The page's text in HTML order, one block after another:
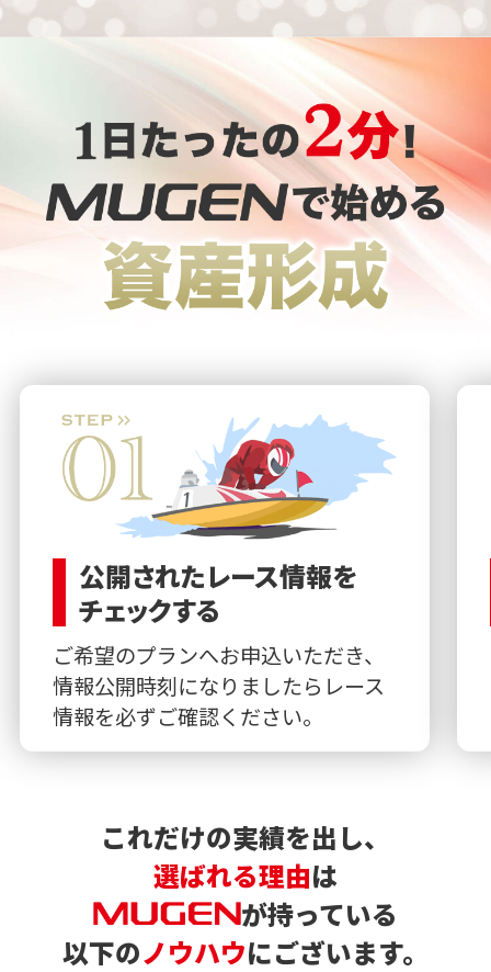
公開されたレース情報を
チェックする
ご希望のプランへお申込いただき、
情報公開時刻になりましたらレース
情報を必ずご確認ください。
これだけの実績を出し、
選ばれる理由は
が持っている
以下のノウハウにございます。